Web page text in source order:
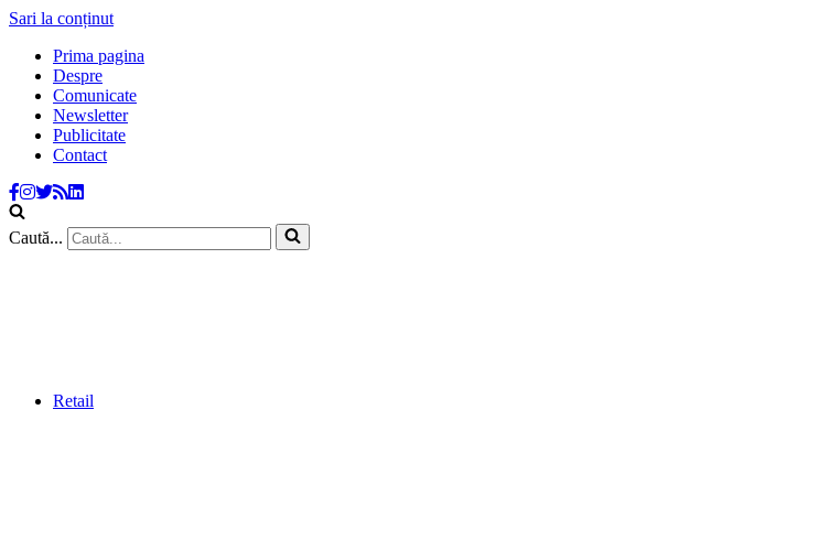
Sari la conținut
Prima pagina
Despre
Comunicate
Newsletter
Publicitate
Contact
Caută...
Retail